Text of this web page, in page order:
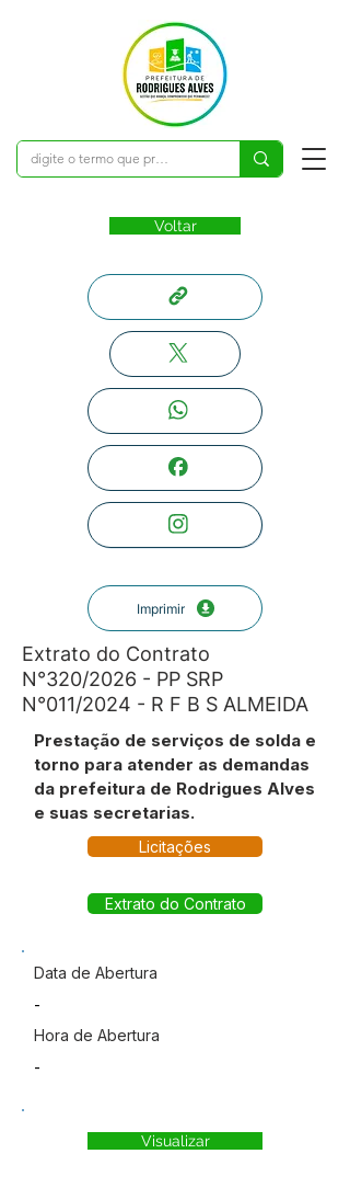
Voltar
Imprimir
Extrato do Contrato
N°320/2026 - PP SRP
N°011/2024 - R F B S ALMEIDA
Prestação de serviços de solda e
torno para atender as demandas
da prefeitura de Rodrigues Alves
e suas secretarias.
Licitações
Extrato do Contrato
Data de Abertura
-
Hora de Abertura
-
Visualizar